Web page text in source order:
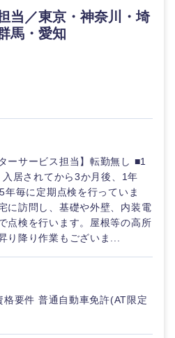
当／東京・神奈川・埼
馬・愛知
ーサービス担当】転勤無し ■1
居されてから3か月後、1年
毎に定期点検を行っていま
に訪問し、基礎や外壁、内装電
点検を行います。屋根等の高所
り降り作業もございま...
要件 普通自動車免許(AT限定